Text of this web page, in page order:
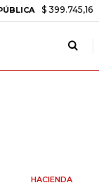
+$ 2.295,71
HACIENDA